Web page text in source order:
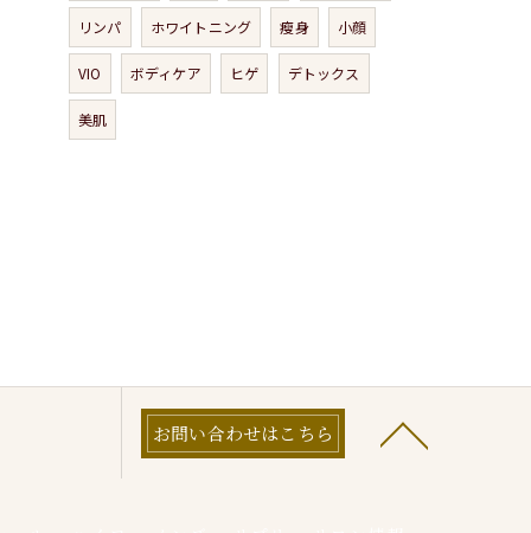
リンパ ホワイトニング 瘦身 小顔
VIO ボディケア ヒゲ デトックス
美肌
お問い合わせはこちら